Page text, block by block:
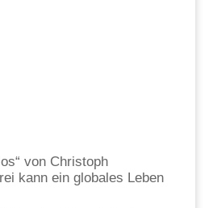
von Christoph
kann ein globales Leben